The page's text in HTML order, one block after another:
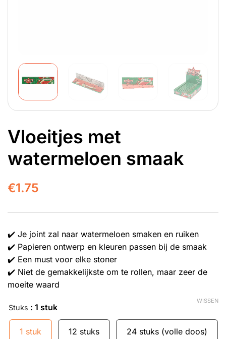
Vloeitjes met
watermeloen smaak
€1.75
✔️ Je joint zal naar watermeloen smaken en ruiken
✔️ Papieren ontwerp en kleuren passen bij de smaak
✔️ Een must voor elke stoner
✔️ Niet de gemakkelijkste om te rollen, maar zeer de
moeite waard
Stuks : 1 stuk
1 stuk 12 stuks 24 stuks (volle doos)
WISSEN